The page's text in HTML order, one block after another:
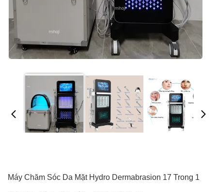
Máy Chăm Sóc Da Mặt Hydro Dermabrasion 17 Trong 1